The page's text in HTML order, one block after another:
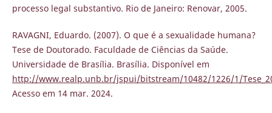
processo legal substantivo. Rio de Janeiro: Renovar, 2005.
RAVAGNI, Eduardo. (2007). O que é a sexualidade humana?
Tese de Doutorado. Faculdade de Ciências da Saúde.
Universidade de Brasília. Brasília. Disponível em
http://www.realp.unb.br/jspui/bitstream/10482/1226/1/
Acesso em 14 mar. 2024.